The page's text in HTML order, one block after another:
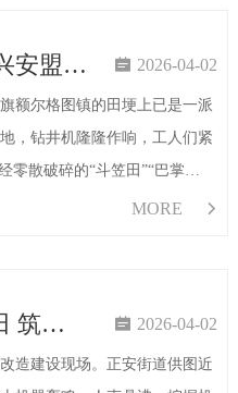
“建管用”全链条发力 兴安盟943万亩高标准农田答好“三道题”  2026-04-02
额尔格图镇的田埂上已是一派
，钻井机隆隆作响，工人们紧
零散破碎的“斗笠田”“巴掌
、渠相连”的丰产良田。截至今
MORE 
开州：建好高标准农田 筑牢粮安根基  2026-04-02
造建设现场。正安街道供图近